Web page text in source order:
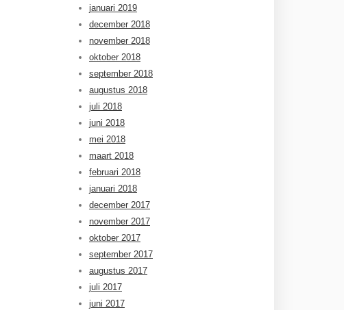
januari 2019
december 2018
november 2018
oktober 2018
september 2018
augustus 2018
juli 2018
juni 2018
mei 2018
maart 2018
februari 2018
januari 2018
december 2017
november 2017
oktober 2017
september 2017
augustus 2017
juli 2017
juni 2017